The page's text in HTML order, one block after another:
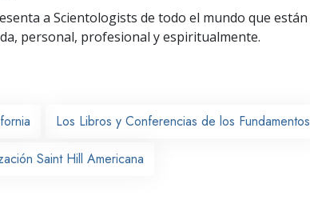
a Scientologists de todo el mundo que están
personal, profesional y espiritualmente.
Los Libros y Conferencias de los Fundamentos
Saint Hill Americana